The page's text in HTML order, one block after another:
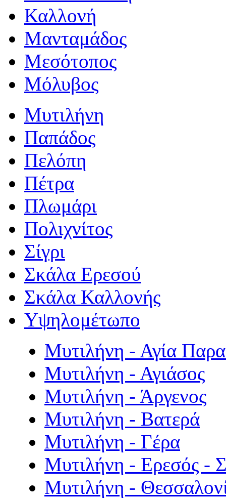
Καλλονή
Μανταμάδος
Μεσότοπος
Μόλυβος
Μυτιλήνη
Παπάδος
Πελόπη
Πέτρα
Πλωμάρι
Πολιχνίτος
Σίγρι
Σκάλα Ερεσού
Σκάλα Καλλονής
Υψηλομέτωπο
Μυτιλήνη - Αγία
Μυτιλήνη - Αγιάσος
Μυτιλήνη - Άργενος
Μυτιλήνη - Βατερά
Μυτιλήνη - Γέρα
Μυτιλήνη - Ερεσός -
Μυτιλήνη -